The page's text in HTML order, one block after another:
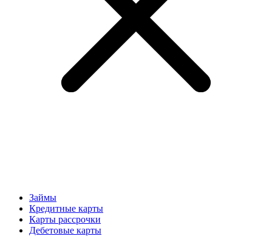
Займы
Кредитные карты
Карты рассрочки
Дебетовые карты